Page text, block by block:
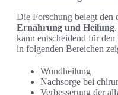
Die Forschung belegt den
Ernährung und Heilung
kann entscheidend für
in folgenden Bereichen
Wundheilung
Nachsorge bei
Verbesserung der